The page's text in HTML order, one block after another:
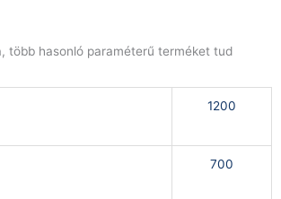
több hasonló paraméterű terméket tud
1200
700